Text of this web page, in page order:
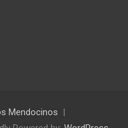
Mendocinos